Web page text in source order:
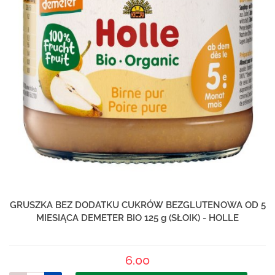
GRUSZKA BEZ DODATKU CUKRÓW BEZGLUTENOWA OD 5
MIESIĄCA DEMETER BIO 125 g (SŁOIK) - HOLLE
6.00